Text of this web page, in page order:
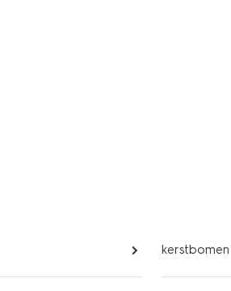
kerstbomen